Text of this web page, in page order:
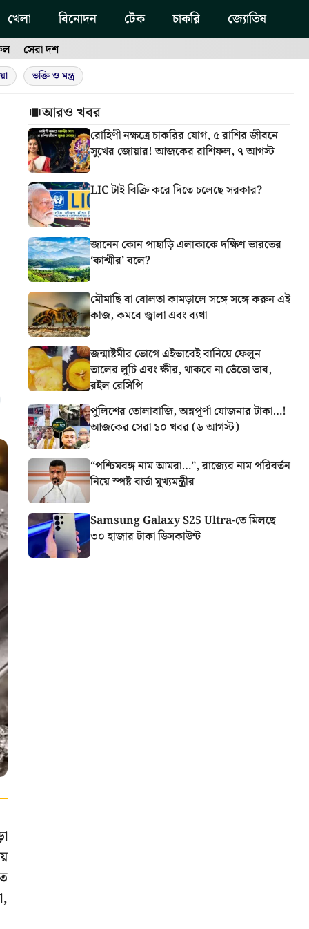
খেলা বিনোদন টেক চাকরি জ্যোতিষ
সেরা দশ
ভক্তি ও মন্ত্র
আরও খবর
রোহিণী নক্ষত্রে চাকরির যোগ, ৫ রাশির জীবনে
সুখের জোয়ার! আজকের রাশিফল, ৭ আগস্ট
LIC টাই বিক্রি করে দিতে চলেছে সরকার?
জানেন কোন পাহাড়ি এলাকাকে দক্ষিণ ভারতের
‘কাশ্মীর’ বলে?
মৌমাছি বা বোলতা কামড়ালে সঙ্গে সঙ্গে করুন এই
কাজ, কমবে জ্বালা এবং ব্যথা
জন্মাষ্টমীর ভোগে এইভাবেই বানিয়ে ফেলুন
তালের লুচি এবং ক্ষীর, থাকবে না তেঁতো ভাব,
রইল রেসিপি
পুলিশের তোলাবাজি, অন্নপূর্ণা যোজনার টাকা…!
আজকের সেরা ১০ খবর (৬ আগস্ট)
“পশ্চিমবঙ্গ নাম আমরা…”, রাজ্যের নাম পরিবর্তন
নিয়ে স্পষ্ট বার্তা মুখ্যমন্ত্রীর
Samsung Galaxy S25 Ultra-তে মিলছে
৩০ হাজার টাকা ডিসকাউন্ট